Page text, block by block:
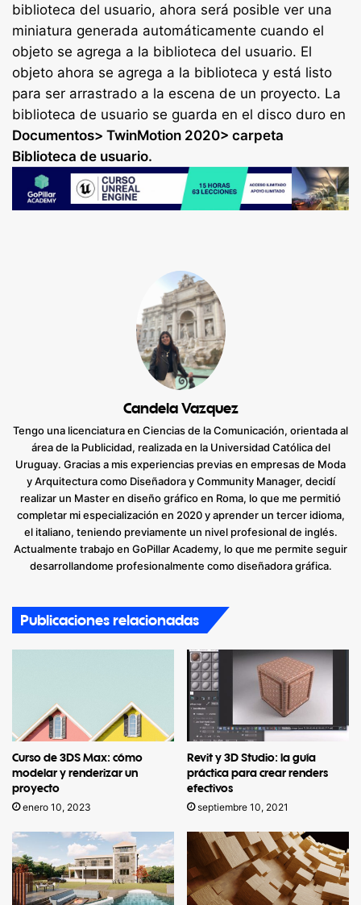
biblioteca del usuario, ahora será posible ver una
miniatura generada automáticamente cuando el
objeto se agrega a la biblioteca del usuario. El
objeto ahora se agrega a la biblioteca y está listo
para ser arrastrado a la escena de un proyecto. La
biblioteca de usuario se guarda en el disco duro en
Documentos> TwinMotion 2020> carpeta
Biblioteca de usuario.
Candela Vazquez
Tengo una licenciatura en Ciencias de la Comunicación, orientada al
área de la Publicidad, realizada en la Universidad Católica del
Uruguay. Gracias a mis experiencias previas en empresas de Moda
y Arquitectura como Diseñadora y Community Manager, decidí
realizar un Master en diseño gráfico en Roma, lo que me permitió
completar mi especialización en 2020 y aprender un tercer idioma,
el italiano, teniendo previamente un nivel profesional de inglés.
Actualmente trabajo en GoPillar Academy, lo que me permite seguir
desarrollandome profesionalmente como diseñadora gráfica.
Publicaciones relacionadas
Curso de 3DS Max: cómo
modelar y renderizar un
proyecto
enero 10, 2023
Revit y 3D Studio: la guía
práctica para crear renders
efectivos
septiembre 10, 2021